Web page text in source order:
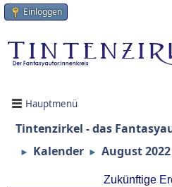
Einloggen
Hauptmenü
Tintenzirkel - das
► Kalender ► August 2022
Zukünftige